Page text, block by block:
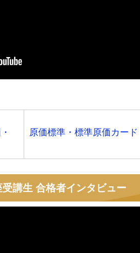
原価標準・標準原価カード
講生 合格者インタビュー